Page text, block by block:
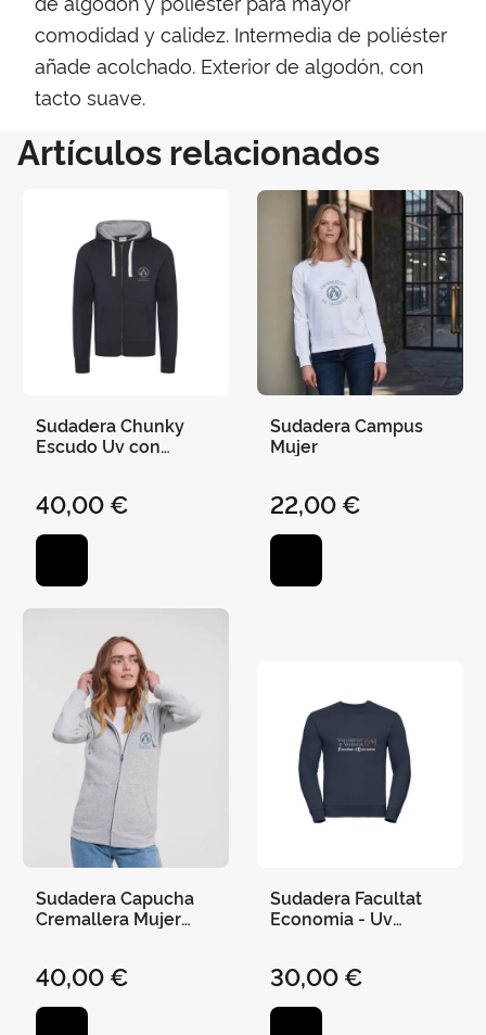
comodidad y calidez. Intermedia de poliéster
añade acolchado. Exterior de algodón, con
tacto suave.
Artículos relacionados
Sudadera Chunky
Escudo Uv con
40,00 €
Sudadera Campus
Mujer
22,00 €
Sudadera Capucha
Cremallera Mujer
40,00 €
Sudadera Facultat
Economia - Uv
30,00 €